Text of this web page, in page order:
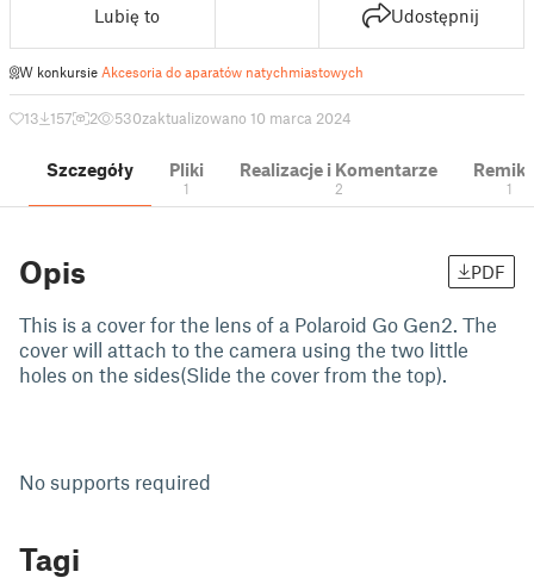
Lubię to Udostępnij
W konkursie Akcesoria do aparatów natychmiastowych
13 157 2 530zaktualizowano 10 marca 2024
Szczegóły Pliki
1
Realizacje i Komentarze
2 1
Opis PDF
This is a cover for the lens of a Polaroid Go Gen2. The
cover will attach to the camera using the two little
holes on the sides(Slide the cover from the top).
No supports required
Tagi